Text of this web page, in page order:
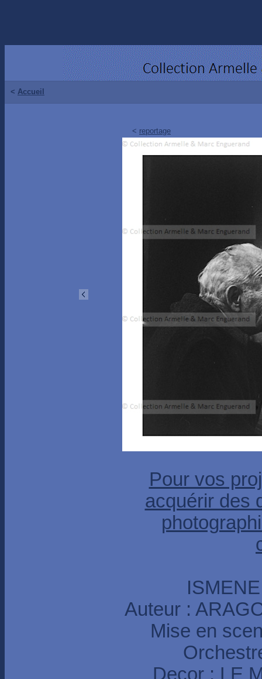
< Accueil
< reportage
Pour vos
acquérir des
Auteur :
Mise en
Decor : LE